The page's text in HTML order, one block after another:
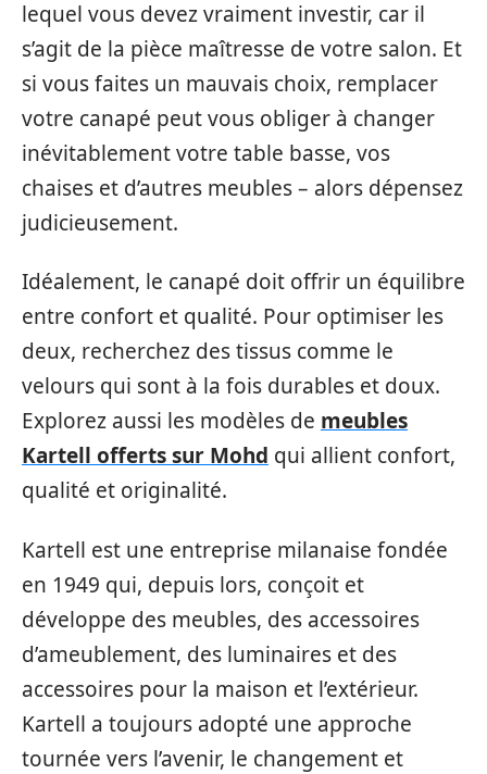
lequel vous devez vraiment investir, car il
s’agit de la pièce maîtresse de votre salon. Et
si vous faites un mauvais choix, remplacer
votre canapé peut vous obliger à changer
inévitablement votre table basse, vos
chaises et d’autres meubles – alors dépensez
judicieusement.
Idéalement, le canapé doit offrir un équilibre
entre confort et qualité. Pour optimiser les
deux, recherchez des tissus comme le
velours qui sont à la fois durables et doux.
Explorez aussi les modèles de meubles
Kartell offerts sur Mohd qui allient confort,
qualité et originalité.
Kartell est une entreprise milanaise fondée
en 1949 qui, depuis lors, conçoit et
développe des meubles, des accessoires
d’ameublement, des luminaires et des
accessoires pour la maison et l’extérieur.
Kartell a toujours adopté une approche
tournée vers l’avenir, le changement et